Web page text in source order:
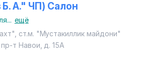
А." ЧП) Салон
... ещё
ст.м. "Мустакиллик майдони"
пр-т Навои , д. 15А